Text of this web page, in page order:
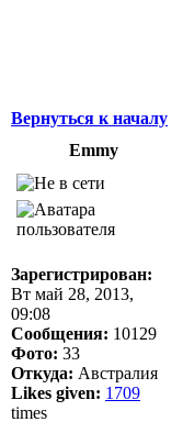
Вернуться к началу
Emmy
Зарегистрирован:
Вт май 28, 2013,
09:08
Сообщения: 10129
Фото: 33
Откуда: Австралия
Likes given: 1709
times